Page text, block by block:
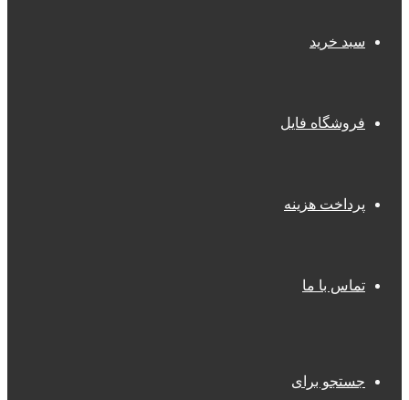
سبد خرید
فروشگاه فایل
پرداخت هزینه
تماس با ما
جستجو برای